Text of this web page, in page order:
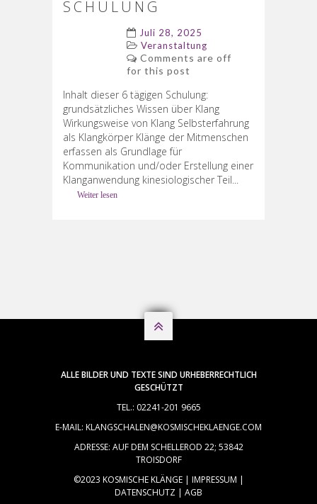
SCHULUNG
Juli 28, 2025
Veranstaltung
Comments are off
for this post
Inhalt dieser 6 tägigen Schulung:
grundsätzliches Wissen über Klang
Wirkungsweise von Klang Selbsterfahrung
als Klangkörper Klänge der Mitmenschen
erfassen als Grundlage für
Kommunikation und/oder Erstellung einer
Klanganwendung kinesiologischer Teil...
Weiter lesen

ALLE BILDER UND TEXTE SIND URHEBERRECHTLICH
GESCHÜTZT
TEL.: 02241-201 9665
E-MAIL: KLANGSCHALEN@KOSMISCHEKLAENGE.COM
ADRESSE: AUF DEM SCHELLEROD 22; 53842
TROISDORF
©2023 KOSMISCHE KLÄNGE | IMPRESSUM |
DATENSCHUTZ | AGB